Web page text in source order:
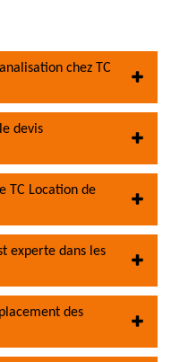
chez TC
devis
TC Location de
experte dans les
des